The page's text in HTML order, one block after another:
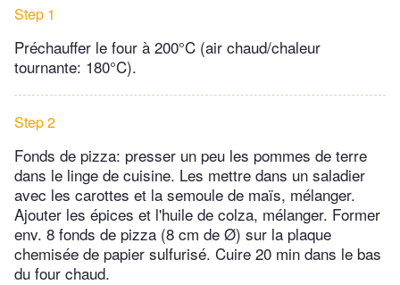
Step 1
Préchauffer le four à 200°C (air chaud/chaleur
tournante: 180°C).
Step 2
Fonds de pizza: presser un peu les pommes de terre
dans le linge de cuisine. Les mettre dans un saladier
avec les carottes et la semoule de maïs, mélanger.
Ajouter les épices et l'huile de colza, mélanger. Former
env. 8 fonds de pizza (8 cm de Ø) sur la plaque
chemisée de papier sulfurisé. Cuire 20 min dans le bas
du four chaud.